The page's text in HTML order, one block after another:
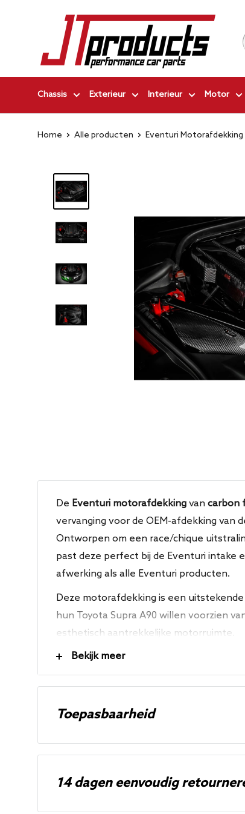
Products
Car
Chassis Exterieur Interieur Motor
Home Alle producten Eventuri Motorafdekking
De Eventuri motorafdekking van carbon
vervanging voor de OEM-afdekking van
Ontworpen om een race/chique
past deze perfect bij de Eventuri intake
afwerking als alle Eventuri producten.
Deze motorafdekking is een
hun Toyota Supra A90 willen voorzien
esthetisch aantrekkelijke motorruimte.
Eigenschappen
Direct Bolt on
Bekijk meer
Toepasbaarheid
Merk Model Modelcode
Toyota
A90 - 19-..
14 dagen eenvoudig